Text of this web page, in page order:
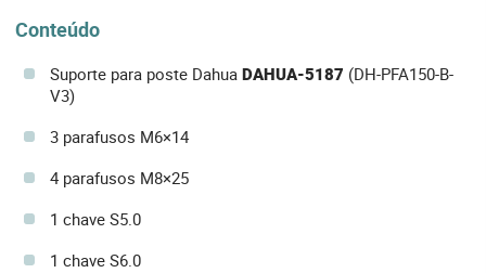
Conteúdo
Suporte para poste Dahua DAHUA-5187 (DH-PFA150-B-
V3)
3 parafusos M6×14
4 parafusos M8×25
1 chave S5.0
1 chave S6.0